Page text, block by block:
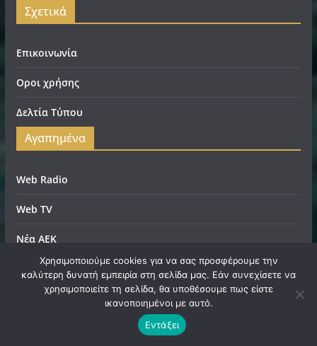
Σχετικά
Επικοινωνία
Οροι χρήσης
Δελτία Τύπου
Αγαπημένα
Web Radio
Web TV
Νέα ΑΕΚ
Scan Me
Χρησιμοποιούμε cookies για να σας προσφέρουμε την
καλύτερη δυνατή εμπειρία στη σελίδα μας. Εάν συνεχίσετε να
χρησιμοποιείτε τη σελίδα, θα υποθέσουμε πως είστε
ικανοποιημένοι με αυτό.
Εντάξει